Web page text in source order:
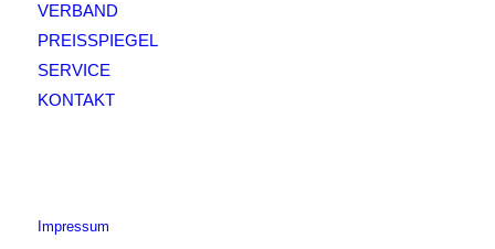
VERBAND
PREISSPIEGEL
SERVICE
KONTAKT
Impressum